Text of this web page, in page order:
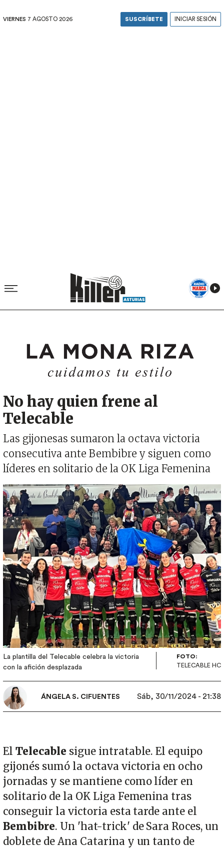
VIERNES 7 AGOSTO 2026 SUSCRÍBETE INICIAR SESIÓN
No hay quien frene al
Telecable
Las gijonesas sumaron la octava victoria
consecutiva ante Bembibre y siguen como
líderes en solitario de la OK Liga Femenina
Imagen
La plantilla del Telecable celebra la victoria
con la afición desplazada
FOTO:
TELECABLE HC
ÁNGELA S. CIFUENTES Sáb, 30/11/2024 - 21:38
El Telecable sigue intratable. El equipo
gijonés sumó la octava victoria en ocho
jornadas y se mantiene como líder en
solitario de la OK Liga Femenina tras
conseguir la victoria esta tarde ante el
Bembibre. Un 'hat-trick' de Sara Roces, un
doblete de Ana Catarina y un tanto de